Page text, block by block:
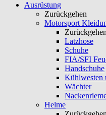
Ausrüstung
Zurückgehen
Motorsport
Zurückgehen
Latzhose
Schuhe
FIA/SFI
Handschuhe
Kühlwesten
Wächter
Helme